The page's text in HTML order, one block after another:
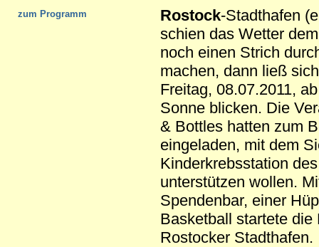
zum Programm
Rostock-Stadthafen
schien das Wetter
noch einen Strich
machen, dann ließ
Freitag, 08.07.2011,
Sonne blicken. Die
& Bottles hatten zum
eingeladen, mit dem
Kinderkrebsstation
unterstützen wollen.
Spendenbar, einer
Basketball startete
Rostocker Stadthafen.